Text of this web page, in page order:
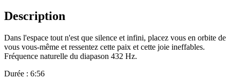
Description
Dans l'espace tout n'est que silence et infini, placez vous en orbite de
vous vous-même et ressentez cette paix et cette joie ineffables.
Fréquence naturelle du diapason 432 Hz.
Durée : 6:56